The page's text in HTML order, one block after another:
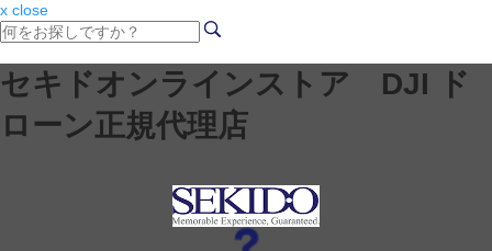
x close
セキドオンラインストア DJI ド
ローン正規代理店